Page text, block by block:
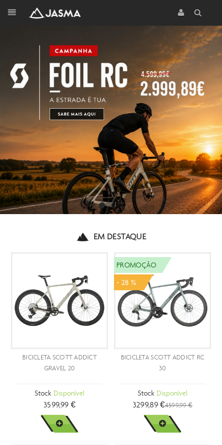
EM DESTAQUE
- 28 %
BICICLETA SCOTT ADDICT RC
30
Stock Disponível
3299,89 €
VER MAIS
PROMOÇÃO
- 25 %
BICICLETA SCOTT
Stock Disponível
1199,89 €1599,99 €
VER MAIS